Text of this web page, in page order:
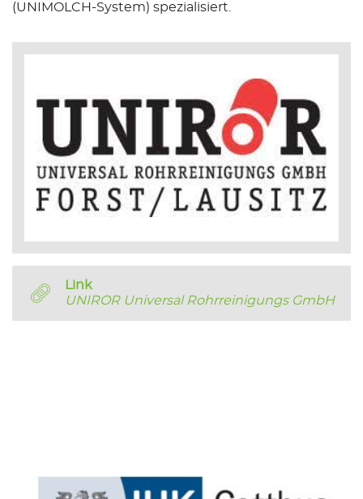
(UNIMOLCH-System) spezialisiert.
Link
UNIROR Universal Rohrreinigungs GmbH